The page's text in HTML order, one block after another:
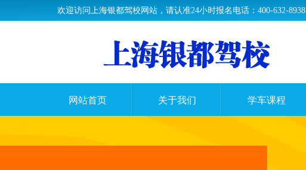
欢迎访问上海银都驾校网站，请认准24小时报名电话：400-632-8938
网站首页 关于我们 学车课程